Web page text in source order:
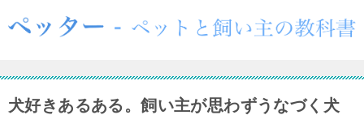
犬好きあるある。飼い主が思わずうなづく犬